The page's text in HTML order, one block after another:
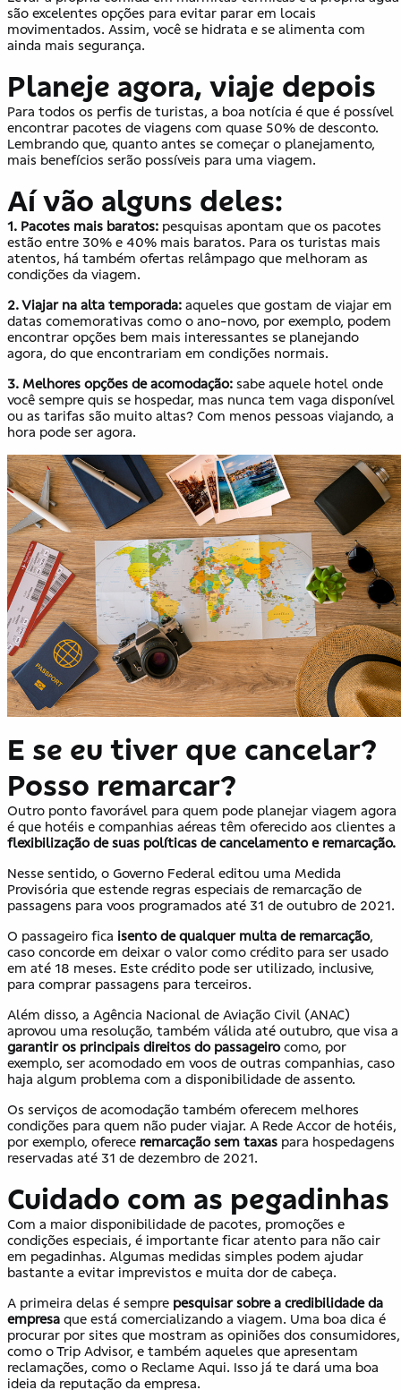
são excelentes opções para evitar parar em locais
movimentados. Assim, você se hidrata e se alimenta com
ainda mais segurança.
Planeje agora, viaje depois
Para todos os perfis de turistas, a boa notícia é que é possível
encontrar pacotes de viagens com quase 50% de desconto.
Lembrando que, quanto antes se começar o planejamento,
mais benefícios serão possíveis para uma viagem.
Aí vão alguns deles:
1. Pacotes mais baratos: pesquisas apontam que os pacotes
estão entre 30% e 40% mais baratos. Para os turistas mais
atentos, há também ofertas relâmpago que melhoram as
condições da viagem.
2. Viajar na alta temporada: aqueles que gostam de viajar em
datas comemorativas como o ano-novo, por exemplo, podem
encontrar opções bem mais interessantes se planejando
agora, do que encontrariam em condições normais.
3. Melhores opções de acomodação: sabe aquele hotel onde
você sempre quis se hospedar, mas nunca tem vaga disponível
ou as tarifas são muito altas? Com menos pessoas viajando, a
hora pode ser agora.
E se eu tiver que cancelar?
Posso remarcar?
Outro ponto favorável para quem pode planejar viagem agora
é que hotéis e companhias aéreas têm oferecido aos clientes a
flexibilização de suas políticas de cancelamento e remarcação.
Nesse sentido, o Governo Federal editou uma Medida
Provisória que estende regras especiais de remarcação de
passagens para voos programados até 31 de outubro de 2021.
O passageiro fica isento de qualquer multa de remarcação,
caso concorde em deixar o valor como crédito para ser usado
em até 18 meses. Este crédito pode ser utilizado, inclusive,
para comprar passagens para terceiros.
Além disso, a Agência Nacional de Aviação Civil (ANAC)
aprovou uma resolução, também válida até outubro, que visa a
garantir os principais direitos do passageirocomo, por
exemplo, ser acomodado em voos de outras companhias, caso
haja algum problema com a disponibilidade de assento.
Os serviços de acomodação também oferecem melhores
condições para quem não puder viajar. A Rede Accor de hotéis,
por exemplo, oferece remarcação sem taxas para hospedagens
reservadas até 31 de dezembro de 2021.
Cuidado com as pegadinhas
Com a maior disponibilidade de pacotes, promoções e
condições especiais, é importante ficar atento para não cair
em pegadinhas. Algumas medidas simples podem ajudar
bastante a evitar imprevistos e muita dor de cabeça.
A primeira delas é sempre pesquisar sobre a credibilidade da
empresa que está comercializando a viagem. Uma boa dica é
procurar por sites que mostram as opiniões dos consumidores,
como o Trip Advisor, e também aqueles que apresentam
reclamações, como o Reclame Aqui. Isso já te dará uma boa
ideia da reputação da empresa.